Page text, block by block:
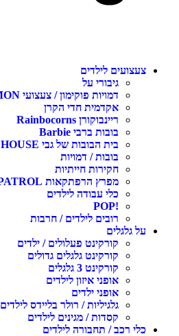
צעצועים לילדים
גיבורי על
דמויות פוקימון / צעצועי POKEMON
אקדמית חדי הקרן
ריינבוקורן Rainbocorns
בובות ברבי Barbie
בית הבובות של גבי GABBY'S DOLLHOUSE
בובות / דמויות
חקירות חייתיות
מפרץ הרפתקאות PAW PATROL
כלי עבודה לילדים
!POP
רובים לילדים / חרבות
על גלגלים
קורקינט פעלולים / ילדים
קורקינט גלגלים גדולים
קורקינט 3 גלגלים
אופני איזון לילדים
אופני ילדים
גלגיליות / רולר בליידס לילדים
קסדות / מגינים לילדים
כלי רכב / תחבורה לילדים